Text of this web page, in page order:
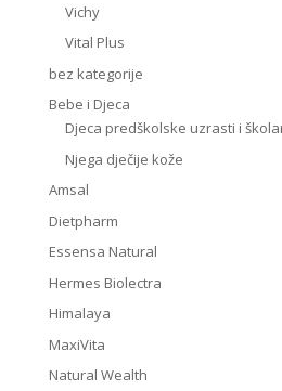
Vichy
Vital Plus
bez kategorije
Bebe i Djeca
Djeca predškolske uzrasti i
Njega dječije kože
Amsal
Dietpharm
Essensa Natural
Hermes Biolectra
Himalaya
MaxiVita
Natural Wealth